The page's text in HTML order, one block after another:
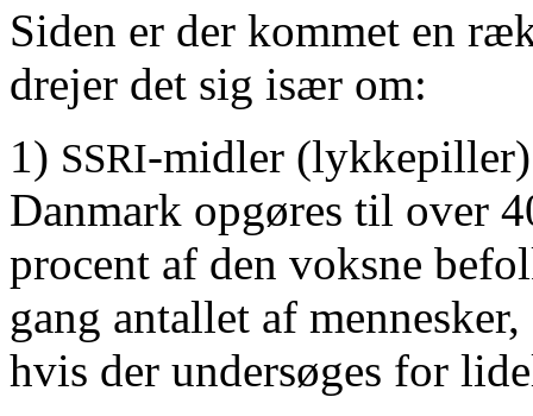
Siden er der kommet en
drejer det sig især om:
1) SSRI-midler
Danmark opgøres til over
procent af den voksne
gang antallet af
hvis der undersøges for